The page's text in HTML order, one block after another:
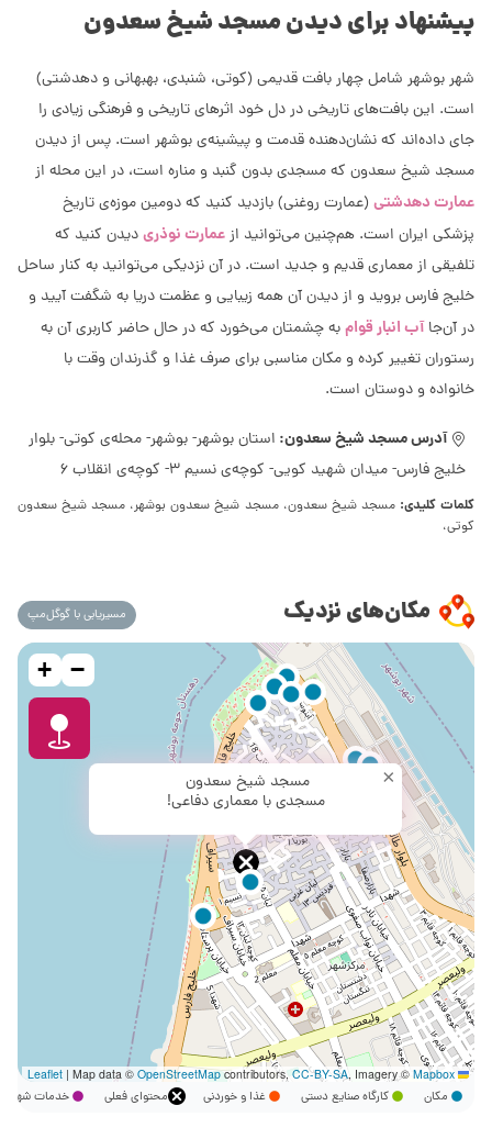
پیشنهاد برای دیدن مسجد شیخ سعدون
شهر بوشهر شامل چهار بافت قدیمی (کوتی، شنبدی، بهبهانی و دهدشتی)
است. این بافت‌های تاریخی در دل خود اثرهای تاریخی و فرهنگی زیادی را
جای داده‌اند که نشان‌دهنده قدمت و پیشینه‌ی بوشهر است. پس از دیدن
مسجد شیخ سعدون که مسجدی بدون گنبد و مناره است، در این محله از
عمارت دهدشتی (عمارت روغنی) بازدید کنید که دومین موزه‌ی تاریخ
پزشکی ایران است. هم‌چنین می‌توانید ازعمارت نوذریدیدن کنید که
تلفیقی از معماری قدیم و جدید است. در آن نزدیکی می‌توانید به کنار ساحل
خلیج فارس بروید و از دیدن آن همه زیبایی و عظمت دریا به شگفت آیید و
در آن‌جاآب انبار قوامبه چشمتان می‌خورد که در حال حاضر کاربری آن به
رستوران تغییر کرده و مکان مناسبی برای صرف غذا و گذرندان وقت با
خانواده و دوستان است.
آدرس مسجد شیخ سعدون: استان بوشهر- بوشهر- محله‌ی کوتی- بلوار
خلیج فارس- میدان شهید کویی- کوچه‌ی نسیم 3- کوچه‌ی انقلاب 6
کلمات کلیدی:مسجد شیخ سعدون، مسجد شیخ سعدون بوشهر، مسجد شیخ سعدون
کوتی،
مکان‌های نزدیک مسیریابی با گوگل‌مپ
مسجد شیخ سعدون
مسجدی با معماری دفاعی!
×
+ −
Leaflet
| Map data © OpenStreetMapcontributors,CC-BY-SA, Imagery © Mapbox
مکان کارگاه صنایع دستی غذا و خوردنی محتوای فعلی خدمات